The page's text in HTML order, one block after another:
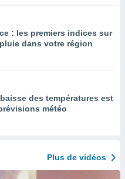
: les premiers indices sur
dans votre région
des températures est
météo
Plus de vidéos